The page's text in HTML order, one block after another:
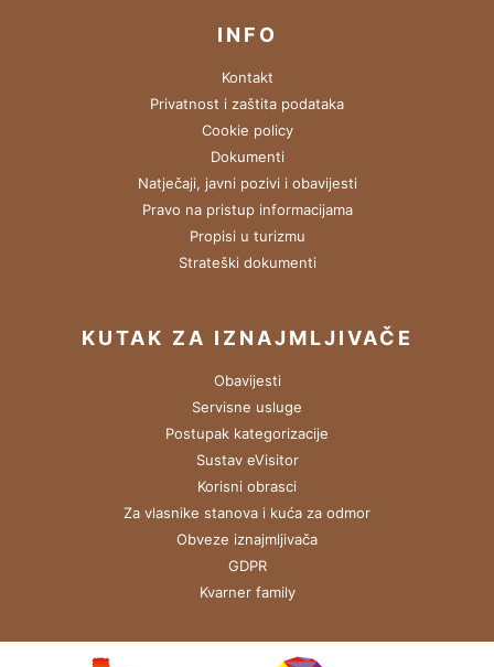
INFO
Kontakt
Privatnost i zaštita podataka
Cookie policy
Dokumenti
Natječaji, javni pozivi i obavijesti
Pravo na pristup informacijama
Propisi u turizmu
Strateški dokumenti
KUTAK ZA IZNAJMLJIVAČE
Obavijesti
Servisne usluge
Postupak kategorizacije
Sustav eVisitor
Korisni obrasci
Za vlasnike stanova i kuća za odmor
Obveze iznajmljivača
GDPR
Kvarner family